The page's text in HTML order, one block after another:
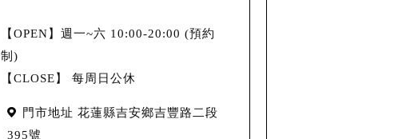
【OPEN】週一~六 10:00-20:00 (預約
制)
【CLOSE】 每周日公休
門市地址花蓮縣吉安鄉吉豐路二段
395號